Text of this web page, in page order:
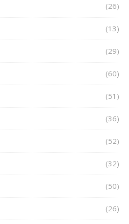
(26)
(13)
(29)
(60)
(51)
(36)
(52)
(32)
(50)
(26)